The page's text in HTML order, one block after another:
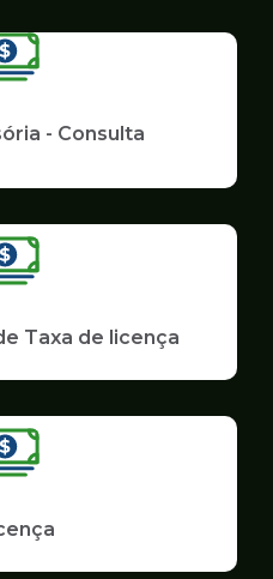
- Consulta
Taxa de licença